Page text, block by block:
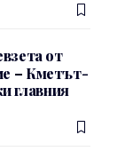
от
– Кметът-
главния